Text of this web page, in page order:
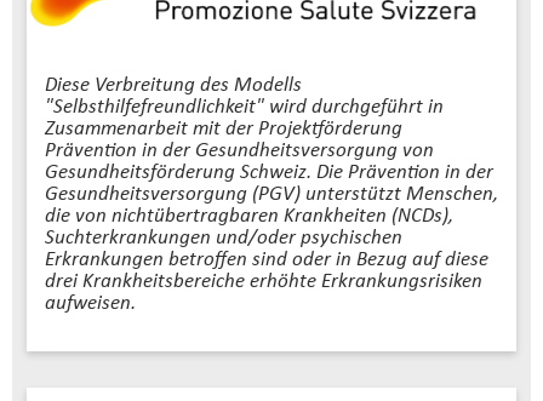
Diese Verbreitung des Modells
"Selbsthilfefreundlichkeit" wird durchgeführt in
Zusammenarbeit mit der Projektförderung
Prävention in der Gesundheitsversorgung von
Gesundheitsförderung Schweiz. Die Prävention in der
Gesundheitsversorgung (PGV) unterstützt Menschen,
die von nichtübertragbaren Krankheiten (NCDs),
Suchterkrankungen und/oder psychischen
Erkrankungen betroffen sind oder in Bezug auf diese
drei Krankheitsbereiche erhöhte Erkrankungsrisiken
aufweisen.